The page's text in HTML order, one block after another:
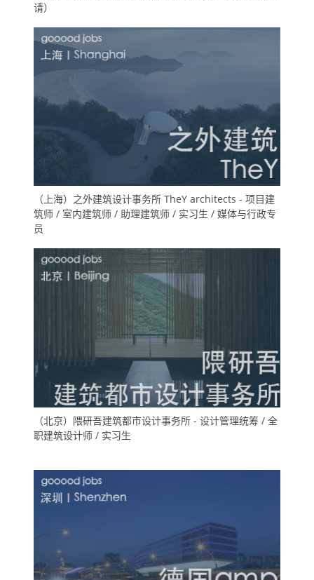
请）
（上海）之外建筑设计事务所 TheY architects - 项目建
筑师 / 室内建筑师 / 助理建筑师 / 实习生 / 媒体与行政专
员
（北京）隈研吾建筑都市设计事务所 - 设计管理统筹 / 全
职建筑设计师 / 实习生